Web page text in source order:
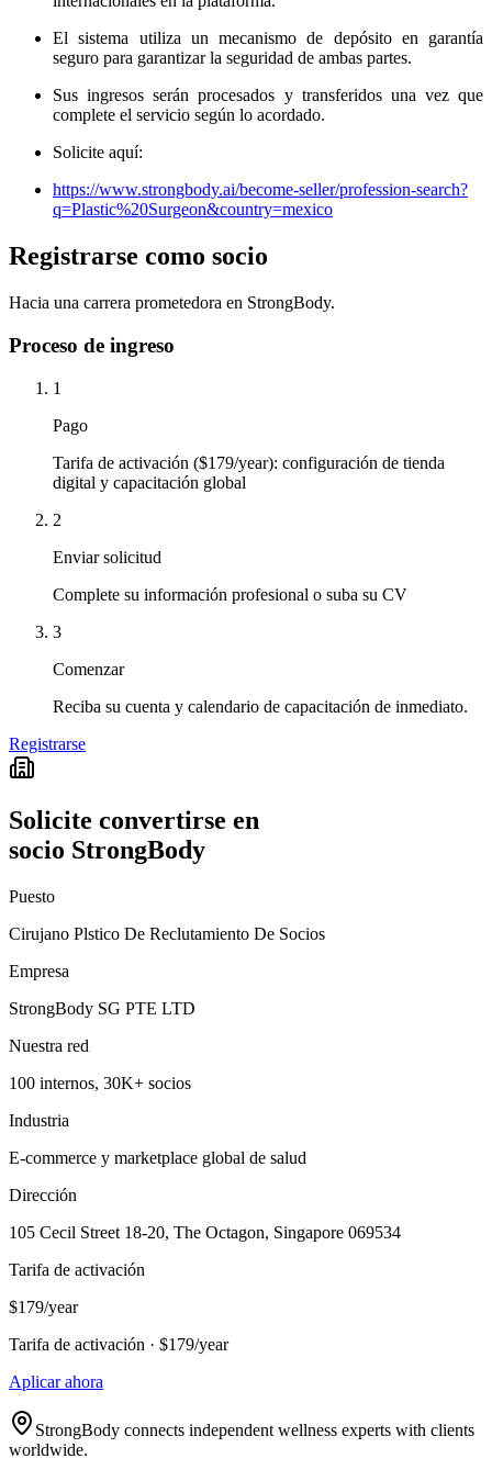
El sistema utiliza un mecanismo de depósito en garantía
seguro para garantizar la seguridad de ambas partes.
Sus ingresos serán procesados ​​y transferidos una vez que
complete el servicio según lo acordado.
Solicite aquí:
https://www.strongbody.ai/become-seller/profession-search?
q=Plastic%20Surgeon&country=mexico
Registrarse como socio
Hacia una carrera prometedora en StrongBody.
Proceso de ingreso
1
Pago
Tarifa de activación ($179/year): configuración de tienda
digital y capacitación global
2
Enviar solicitud
Complete su información profesional o suba su CV
3
Comenzar
Reciba su cuenta y calendario de capacitación de inmediato.
Registrarse
Solicite convertirse en
socio StrongBody
Puesto
Cirujano Plstico De Reclutamiento De Socios
Empresa
StrongBody SG PTE LTD
Nuestra red
100 internos, 30K+ socios
Industria
E-commerce y marketplace global de salud
Dirección
105 Cecil Street 18-20, The Octagon, Singapore 069534
Tarifa de activación
$179/year
Tarifa de activación · $179/year
Aplicar ahora
StrongBody connects independent wellness experts with clients
worldwide.